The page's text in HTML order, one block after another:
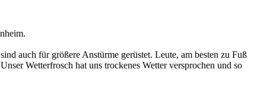
auch für größere Anstürme gerüstet. Leute, am besten zu Fuß
Wetterfrosch hat uns trockenes Wetter versprochen und so